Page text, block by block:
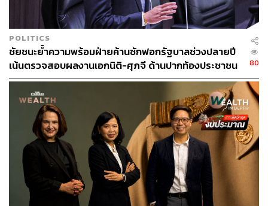
POLITICS
ชัยชนะย้ำความพร้อมฝ่ายค้านซักฟอกรัฐบาลช่วงปลายปี
เน้นตรวจสอบผลงานเอกนิติ-ศุภจี ด้านปากท้องประชาชน
80